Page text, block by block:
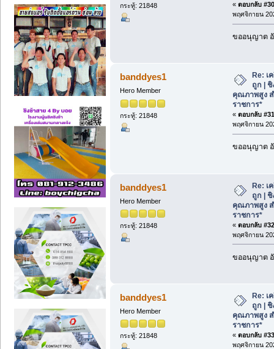
กระทู้: 21848 « ตอบกลับ
พฤศจิกายน
ขออนุญาต
banddyes1
Hero Member
กระทู้: 21848
Re: เ
ถูก | ชิ
คุณภาพสูง ส
ราชการ*
« ตอบกลับ
พฤศจิกายน
ขออนุญาต
banddyes1
Hero Member
กระทู้: 21848
Re: เ
ถูก | ชิ
คุณภาพสูง ส
ราชการ*
« ตอบกลับ
พฤศจิกายน
ขออนุญาต
banddyes1
Hero Member
กระทู้: 21848
Re: เ
ถูก | ชิ
คุณภาพสูง ส
ราชการ*
« ตอบกลับ
พฤศจิกายน